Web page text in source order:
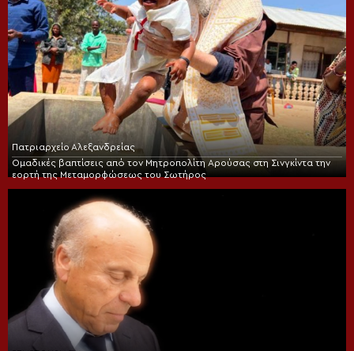
Πατριαρχείο Αλεξανδρείας
Ομαδικές βαπτίσεις από τον Μητροπολίτη Αρούσας στη Σινγκίντα την
εορτή της Μεταμορφώσεως του Σωτήρος